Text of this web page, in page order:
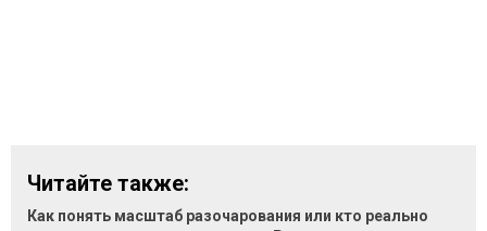
Читайте также:
Как понять масштаб разочарования или кто реально